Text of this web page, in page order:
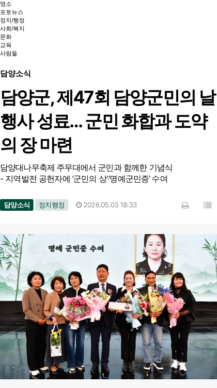
명소
포토뉴스
정치/행정
사회/복지
문화
교육
사람들
담양소식
담양군, 제47회 담양군민의 날
행사 성료… 군민 화합과 도약
의 장 마련
담양대나무축제 주무대에서 군민과 함께한 기념식
- 지역발전 공헌자에 ‘군민의 상’·‘명예군민증’ 수여
담양소식 정치행정 2026.05.03 18:33